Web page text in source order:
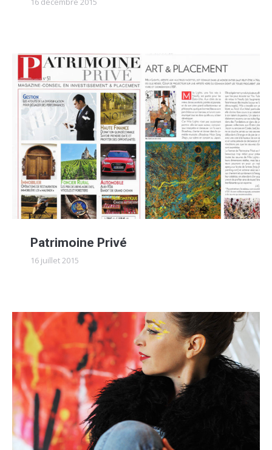
Patrimoine Privé
16 juillet 2015